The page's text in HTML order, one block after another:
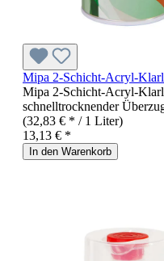
Mipa 2-Schicht-Acryl-
Mipa 2-Schicht-Acryl-
schnelltrocknender
(32,83 € * / 1 Liter)
13,13 € *
In den Warenkorb